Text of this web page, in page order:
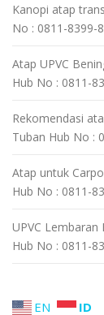
Kanopi atap
No : 0811-8399-
Atap UPVC
Hub No : 0811-
Rekomendasi
Tuban Hub No :
Atap untuk
Hub No : 0811-
UPVC
Hub No : 0811-
EN ID